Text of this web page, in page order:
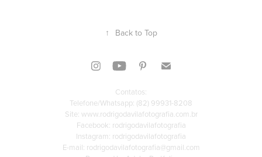
↑ Back to Top
Contatos:
Telefone/Whatsapp: (82) 99931-8208
Site: www.rodrigodavilafotografia.com.br
Facebook: rodrigodavilafotografia
Instagram: rodrigodavilafotografia
E-mail: rodrigodavilafotografia@gmail.com